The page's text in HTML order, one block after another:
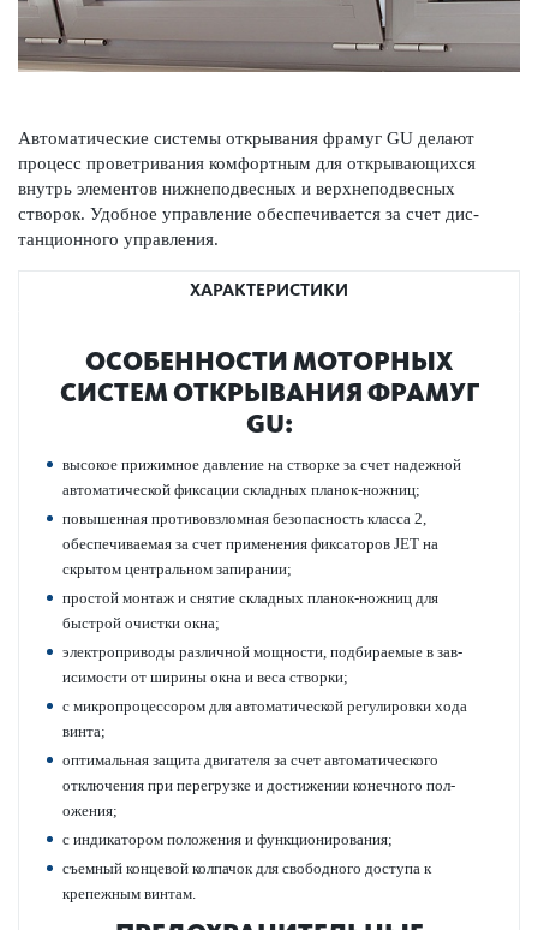
Автоматические сис­темы открывания фрамуг GU делают
процесс проветр­ивания комфортным для открывающихся
внутрь элементов нижнепо­д­в­есных и верхнепо­д­в­есных
створок. Удобное управ­ление обеспечивается за счет дис­
танцио­нного управ­ления.
ХАРАКТЕРИСТИКИ
ОСОБЕННОСТИ МОТОРНЫХ
СИСТЕМ ОТКРЫВАНИЯ ФРАМУГ
GU:
выс­окое прижимное дав­ление на створке за счет надежной
автом­ат­ической фиксации складных планок-ножниц;
повы­шенная против­овзломная безоп­асность класса 2,
обеспечиваемая за счет применения фиксат­оров JET на
скрытом центральном запирании;
про­стой монтаж и снятие складных планок-ножниц для
быстрой очистки окна;
электропри­воды различной мощности, подбираемые в зав­
исимости от ширины окна и веса створки;
с микро­процессором для автом­ат­ической регулировки хода
винта;
оптимальная защита двигателя за счет автом­ат­ичес­кого
отключения при перегрузке и дос­тижении конечного пол­
ожения;
с инди­к­ат­ором пол­ожения и функцио­нирования;
съемный концевой колпачок для свободного дос­тупа к
крепежным винтам.